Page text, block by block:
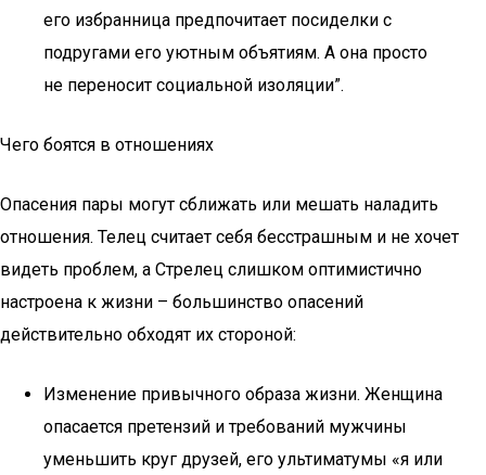
его избранница предпочитает посиделки с
подругами его уютным объятиям. А она просто
не переносит социальной изоляции”.
Чего боятся в отношениях
Опасения пары могут сближать или мешать наладить
отношения. Телец считает себя бесстрашным и не хочет
видеть проблем, а Стрелец слишком оптимистично
настроена к жизни – большинство опасений
действительно обходят их стороной:
Изменение привычного образа жизни. Женщина
опасается претензий и требований мужчины
уменьшить круг друзей, его ультиматумы «я или